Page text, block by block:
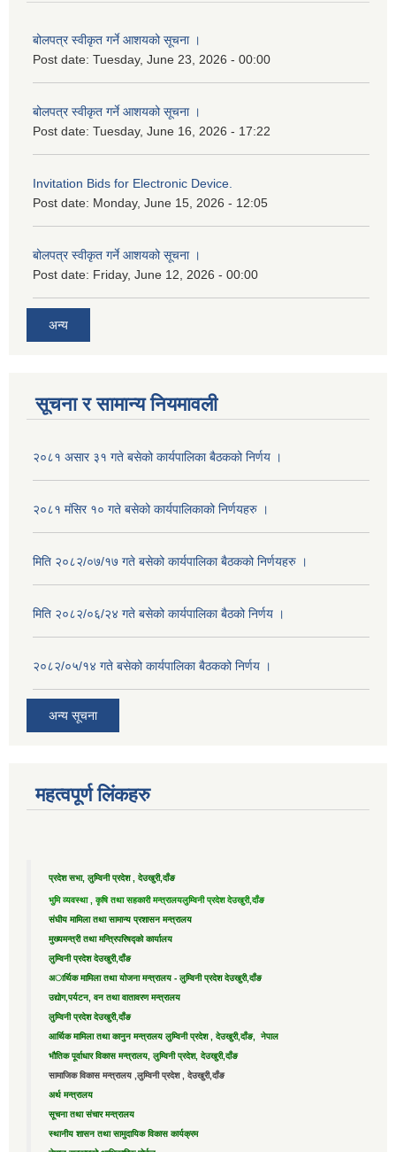
बोलपत्र स्वीकृत गर्ने आशयको सूचना ।
Post date: Tuesday, June 23, 2026 - 00:00
बोलपत्र स्वीकृत गर्ने आशयको सूचना ।
Post date: Tuesday, June 16, 2026 - 17:22
Invitation Bids for Electronic Device.
Post date: Monday, June 15, 2026 - 12:05
बोलपत्र स्वीकृत गर्ने आशयको सूचना ।
Post date: Friday, June 12, 2026 - 00:00
अन्य
सूचना र सामान्य नियमावली
२०८१ असार ३१ गते बसेको कार्यपालिका बैठकको निर्णय ।
२०८१ मंसिर १० गते बसेको कार्यपालिकाको निर्णयहरु ।
मिति २०८२/०७/१७ गते बसेको कार्यपालिका बैठकको निर्णयहरु ।
मिति २०८२/०६/२४ गते बसेको कार्यपालिका बैठको निर्णय ।
२०८२/०५/१४ गते बसेको कार्यपालिका बैठकको निर्णय ।
अन्य सूचना
महत्वपूर्ण लिंकहरु
प्रदेश सभा, लुम्विनी प्रदेश , देउखुरी,दाँङ
भुमि व्यवस्था , कृषि तथा सहकारी मन्त्रालयलुम्विनी प्रदेश देउखुरी,दाँङ
संघीय मामिला तथा सामान्य प्रशासन मन्त्रालय
मुख्यमन्त्री तथा मन्त्रिपरिषद्को कार्यालय
लुम्विनी प्रदेश देउखुरी,दाँङ
अार्थिक मामिला तथा योजना मन्त्रालय - लुम्विनी प्रदेश देउखुरी,दाँङ
उद्याेग,पर्यटन, वन तथा वातावरण मन्त्रालय
लुम्विनी प्रदेश देउखुरी,दाँङ
आर्थिक मामिला तथा कानुन मन्त्रालय लुम्विनी प्रदेश , देउखुरी,दाँङ, नेपाल
भौतिक पूर्वाधार विकास मन्त्रालय, लुम्विनी प्रदेश, देउखुरी,दाँङ
सामाजिक विकास मन्त्रालय ,लुम्विनी प्रदेश , देउखुरी,दाँङ
अर्थ मन्त्रालय
सूचना तथा संचार मन्त्रालय
स्थानीय शासन तथा सामुदायिक विकास कार्यक्रम